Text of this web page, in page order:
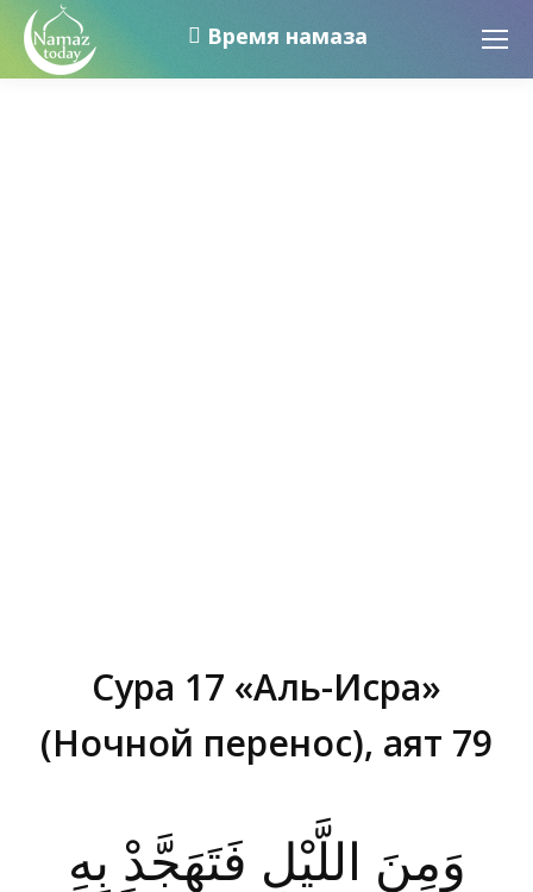
Время намаза
Сура 17 «Аль-Исра»
(Ночной перенос), аят 79
وَمِنَ اللَّيْلِ فَتَهَجَّدْ بِهِ